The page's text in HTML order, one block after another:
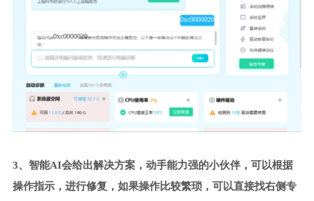
0xc0000020
0xc0000020
3、智能AI会给出解决方案，动手能力强的小伙伴，可以根据
操作指示，进行修复，如果操作比较繁琐，可以直接找右侧专